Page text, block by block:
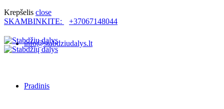
Krepšelis close
SKAMBINKITE:
+37067148044
info@stabdziudalys.lt
Pradinis